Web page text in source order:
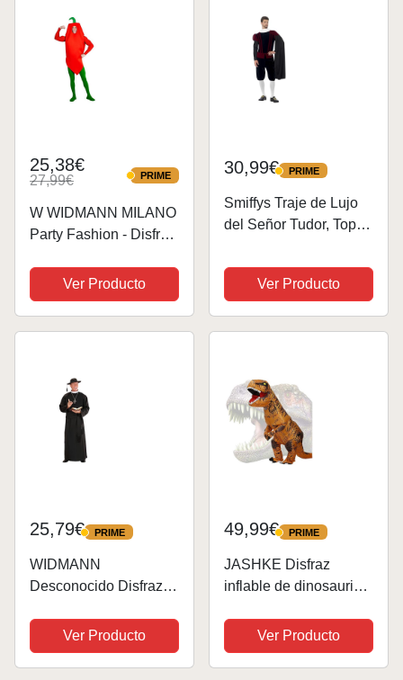
25,38€
27,99€ PRIME
PRIME
W WIDMANN MILANO
Party Fashion - Disfraz
fiesta temática
Ver Producto
30,99€ PRIME
PRIME
Smiffys Traje de Lujo
del Señor Tudor, Top,
Collarín
Ver Producto
25,79€ PRIME
PRIME
WIDMANN
Desconocido Disfraz
AdultoVer Producto
49,99€ PRIME
PRIME
JASHKE Disfraz
inflable de dinosaurio
Ver Producto